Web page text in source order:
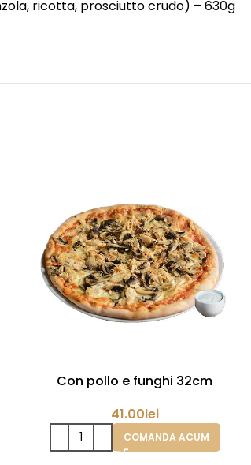
ricotta, prosciutto crudo) – 630g
Con pollo e funghi 32cm
41.00lei
COMANDA ACUM